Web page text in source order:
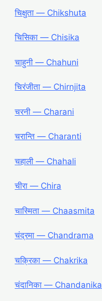
चिक्षुता ― Chikshuta
चिसिका ― Chisika
चाहुनी ― Chahuni
चिरंजीता ― Chirnjita
चरनी ― Charani
चरान्ति ― Charanti
चहाली ― Chahali
चीरा ― Chira
चास्मिता ― Chaasmita
चंद्रमा ― Chandrama
चक्रिका ― Chakrika
चंदानिका ― Chandanika